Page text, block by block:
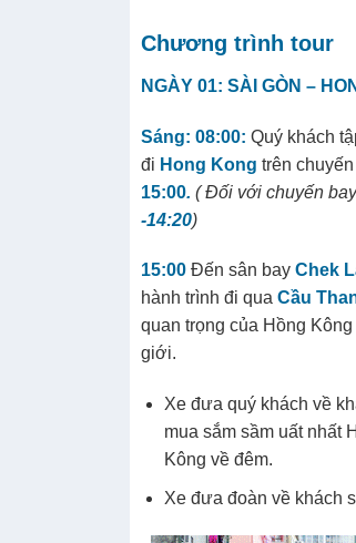
Chương trình tour
NGÀY 01: SÀI GÒN –
Sáng: 08:00: Quý khách
đi Hong Kong trên
15:00. ( Đối với chuyến
-14:20)
15:00 Đến sân bayChek
hành trình đi quaCầu
quan trọng của Hồng
giới.
Xe đưa quý khách về
mua sắm sầm uất nhất
Kông về đêm.
Xe đưa đoàn về khách